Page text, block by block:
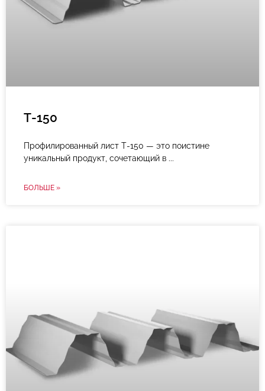
Т-150
Профилированный лист Т-150 — это поистине
уникальный продукт, сочетающий в
БОЛЬШЕ »